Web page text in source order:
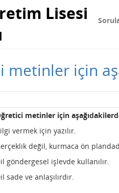
Lisesi
metinler için
metinler için
vermek için yazılır.
değil, kurmaca ön
göndergesel işlevde kullanılır.
sade ve anlaşılırdır.